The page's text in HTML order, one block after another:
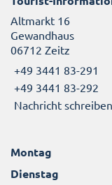
Altmarkt 16
Gewandhaus
06712 Zeitz
+49 3441 83-291
+49 3441 83-292
Nachricht schreiben
Montag
Dienstag